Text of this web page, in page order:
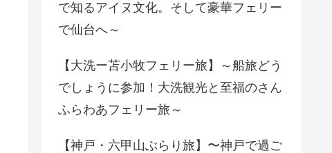
で知るアイヌ文化。そして豪華フェリー
で仙台へ～
【大洗ー苫小牧フェリー旅】～船旅どう
でしょうに参加！大洗観光と至福のさん
ふらわあフェリー旅～
【神戸・六甲山ぶらり旅】〜神戸で過ご